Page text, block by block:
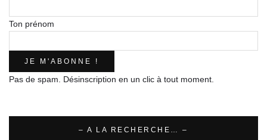
Ton prénom
Pas de spam. Désinscription en un clic à tout moment.
– A LA RECHERCHE… –